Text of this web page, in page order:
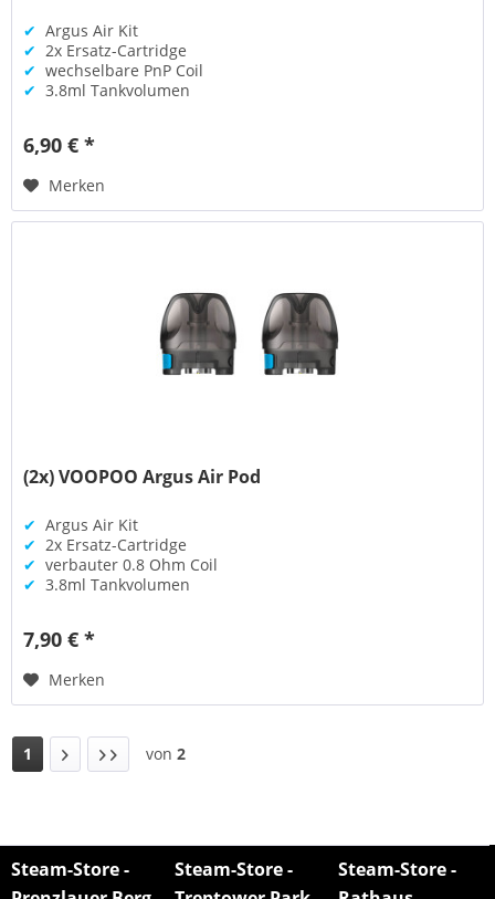
✔ Argus Air Kit
✔ 2x Ersatz-Cartridge
✔ wechselbare PnP Coil
✔ 3.8ml Tankvolumen
6,90 € *
Merken
(2x) VOOPOO Argus Air Pod
✔ Argus Air Kit
✔ 2x Ersatz-Cartridge
✔ verbauter 0.8 Ohm Coil
✔ 3.8ml Tankvolumen
7,90 € *
Merken
1 von 2
Steam-Store -
Steam-Store -
Steam-Store -